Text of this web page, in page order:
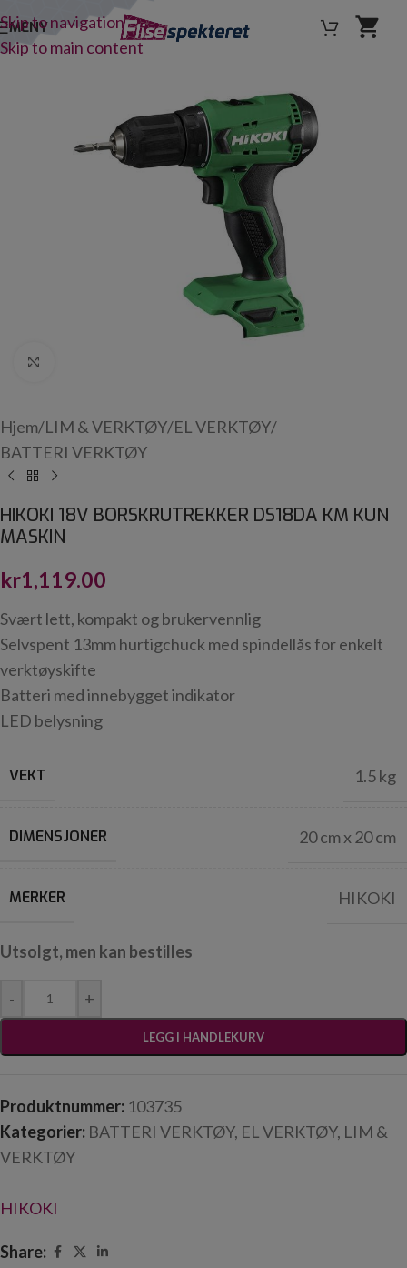
Skip to navigation
Skip to main content
MENY
Hjem/LIM & VERKTØY/EL VERKTØY/
BATTERI VERKTØY
HIKOKI 18V BORSKRUTREKKER DS18DA KM KUN
MASKIN
kr1,119.00
Svært lett, kompakt og brukervennlig
Selvspent 13mm hurtigchuck med spindellås for enkelt
verktøyskifte
Batteri med innebygget indikator
LED belysning
VEKT 1.5 kg
DIMENSJONER 20 cm x 20 cm
MERKER HIKOKI
Utsolgt, men kan bestilles
- +
LEGG I HANDLEKURV
Produktnummer: 103735
Kategorier: BATTERI VERKTØY, EL VERKTØY, LIM &
VERKTØY
HIKOKI
Share: